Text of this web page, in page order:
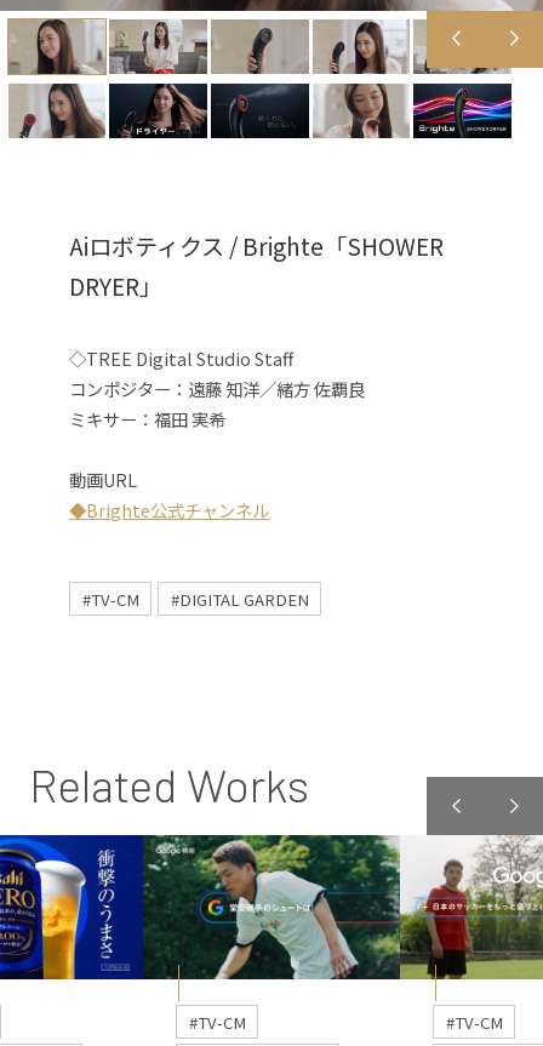
Aiロボティクス / Brighte「SHOWER
DRYER」
◇TREE Digital Studio Staff
コンポジター：遠藤 知洋／緒方 佐覇良
ミキサー：福田 実希
動画URL
◆Brighte公式チャンネル
#TV-CM #DIGITAL GARDEN
Related Works
#TV-CM
#TV-CM